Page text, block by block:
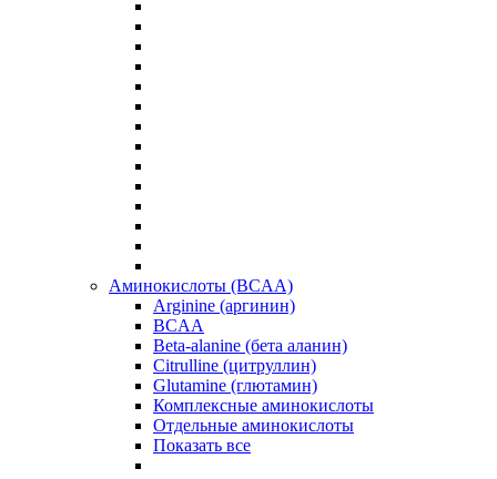
Аминокислоты (BCAA)
Arginine (аргинин)
BCAA
Beta-alanine (бета аланин)
Citrulline (цитруллин)
Glutamine (глютамин)
Комплексные аминокислоты
Отдельные аминокислоты
Показать все